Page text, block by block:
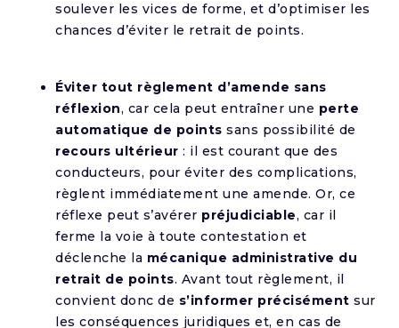
soulever les vices de forme, et d’optimiser les
chances d’éviter le retrait de points.
Éviter tout règlement d’amende sans
réflexion, car cela peut entraîner une perte
automatique de points sans possibilité de
recours ultérieur : il est courant que des
conducteurs, pour éviter des complications,
règlent immédiatement une amende. Or, ce
réflexe peut s’avérer préjudiciable, car il
ferme la voie à toute contestation et
déclenche la mécanique administrative du
retrait de points. Avant tout règlement, il
convient donc de s’informer précisément sur
les conséquences juridiques et, en cas de